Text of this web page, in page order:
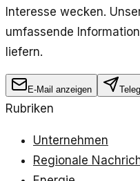
Interesse wecken.
umfassende
liefern.
E-Mail anzeigen
Rubriken
Unternehmen
Regionale